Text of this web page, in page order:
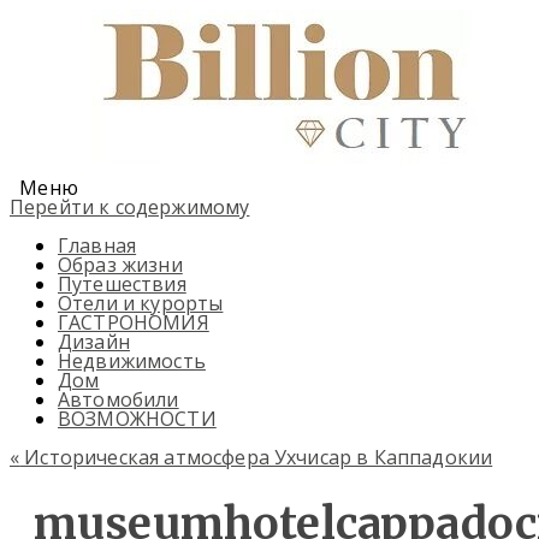
Меню
Перейти к содержимому
Главная
Образ жизни
Путешествия
Отели и курорты
ГАСТРОНОМИЯ
Дизайн
Недвижимость
Дом
Автомобили
ВОЗМОЖНОСТИ
« Историческая атмосфера Ухчисар в Каппадокии